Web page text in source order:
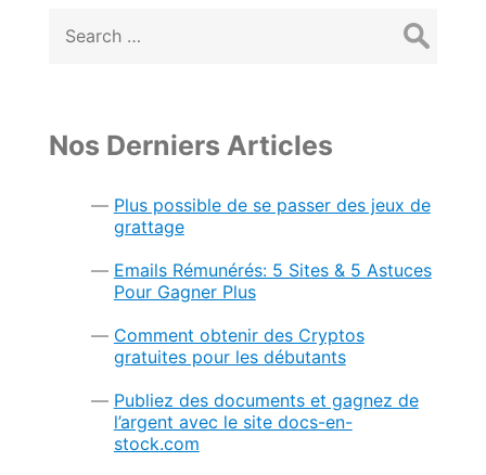
navigation
for:
Nos Derniers Articles
Plus possible de se passer des jeux de
grattage
Emails Rémunérés: 5 Sites & 5 Astuces
Pour Gagner Plus
Comment obtenir des Cryptos
gratuites pour les débutants
Publiez des documents et gagnez de
l’argent avec le site docs-en-
stock.com